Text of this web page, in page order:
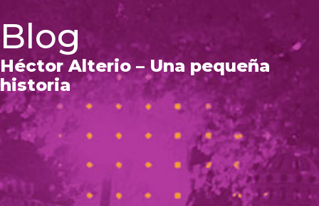
Blog
Héctor Alterio – Una pequeña
historia